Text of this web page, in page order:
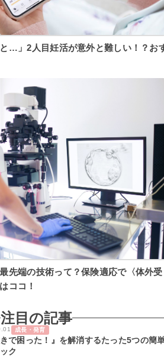
と…」2人目妊活が意外と難しい！？お
先端の技術って？保険適応で〈体外受
ココ！
注目の記事
成長・発育
きで困った！』を解消するたった5つの簡
ク